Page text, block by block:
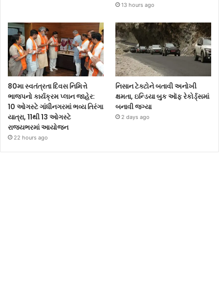
13 hours ago
80મા સ્વતંત્રતા દિવસ નિમિત્તે
ભાજપનો કાર્યક્રમ પ્લાન જાહેર:
10 ઓગસ્ટે ગાંધીનગરમાં ભવ્ય તિરંગા
યાત્રા, 11થી 13 ઓગસ્ટે
રાજ્યભરમાં આયોજન
22 hours ago
નિસાન ટેક્ટોને બતાવી અનોખી
ક્ષમતા, ઇન્ડિયા બુક ઑફ રેકોર્ડ્સમાં
બનાવી જગ્યા
2 days ago